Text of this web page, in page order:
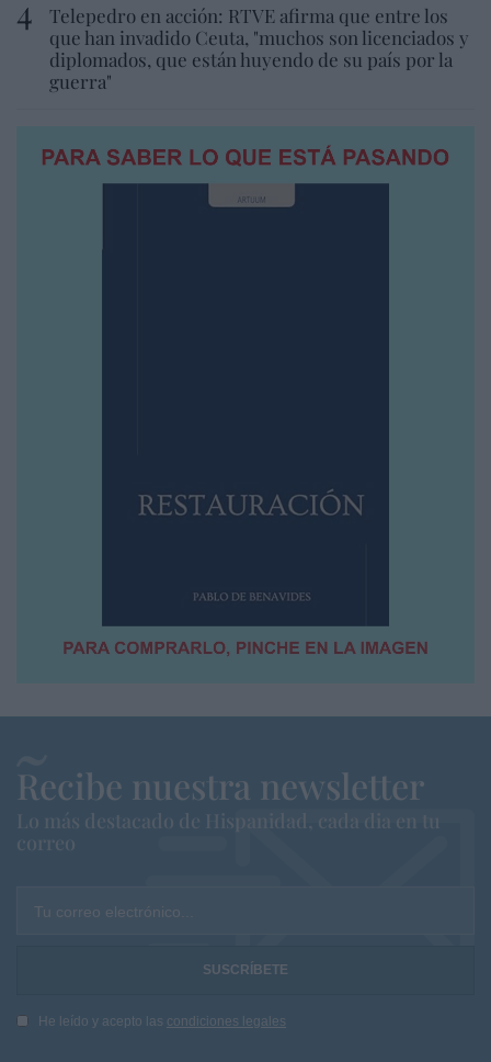
Telepedro en acción: RTVE afirma que entre los
que han invadido Ceuta, "muchos son licenciados y
diplomados, que están huyendo de su país por la
guerra"
Recibe nuestra newsletter
Lo más destacado de Hispanidad, cada dia en tu
correo
Tu correo electrónico...
He leído y acepto las condiciones legales